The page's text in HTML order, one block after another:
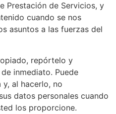
Prestación de Servicios, y
cuando se nos
asuntos a las fuerzas del
repórtelo y
inmediato. Puede
al hacerlo, no
datos personales cuando
los proporcione.